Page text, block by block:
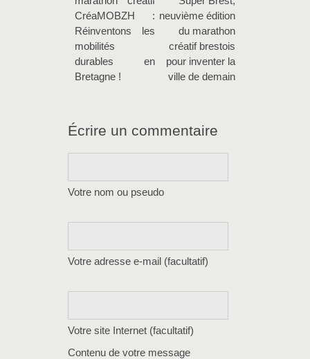
CréaMOBZH :
Réinventons les
mobilités
durables en
Bretagne !
neuvième édition
du marathon
créatif brestois
pour inventer la
ville de demain
Écrire un commentaire
Votre nom ou pseudo
Votre adresse e-mail (facultatif)
Votre site Internet (facultatif)
Contenu de votre message